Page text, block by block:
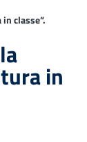
classe”.
in